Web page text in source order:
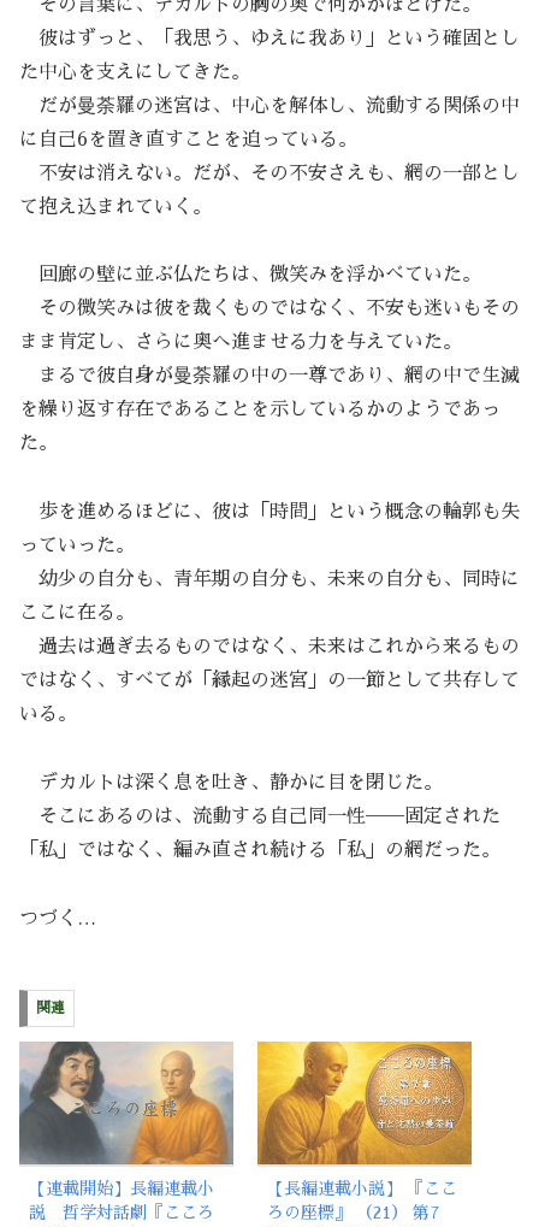
その言葉に、デカルトの胸の奥で何かがほどけた。
彼はずっと、「我思う、ゆえに我あり」という確固とし
た中心を支えにしてきた。
だが曼荼羅の迷宮は、中心を解体し、流動する関係の中
に自己6を置き直すことを迫っている。
不安は消えない。だが、その不安さえも、網の一部とし
て抱え込まれていく。
回廊の壁に並ぶ仏たちは、微笑みを浮かべていた。
その微笑みは彼を裁くものではなく、不安も迷いもその
まま肯定し、さらに奥へ進ませる力を与えていた。
まるで彼自身が曼荼羅の中の一尊であり、網の中で生滅
を繰り返す存在であることを示しているかのようであっ
た。
歩を進めるほどに、彼は「時間」という概念の輪郭も失
っていった。
幼少の自分も、青年期の自分も、未来の自分も、同時に
ここに在る。
過去は過ぎ去るものではなく、未来はこれから来るもの
ではなく、すべてが「縁起の迷宮」の一節として共存して
いる。
デカルトは深く息を吐き、静かに目を閉じた。
そこにあるのは、流動する自己同一性──固定された
「私」ではなく、編み直され続ける「私」の網だった。
つづく…
関連
【連載開始】長編連載小
説 哲学対話劇『こころ
【長編連載小説】 『ここ
ろの座標』 （21） 第7